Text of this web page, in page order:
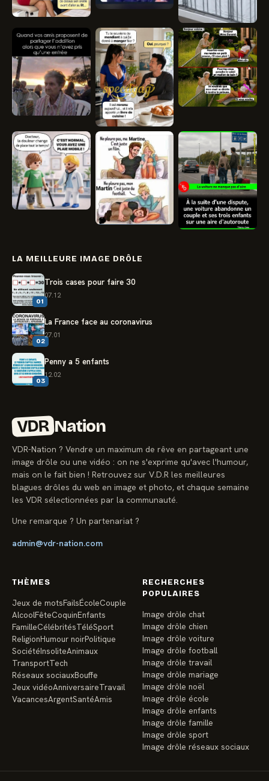
LA MEILLEURE IMAGE DRÔLE
01
Trois cases pour faire 30
07.12
02
La France face au coronavirus
27.01
03
Penny a 5 enfants
12.02
VDR Nation
VDR-Nation ? Vendre un maximum de rêve en partageant une
image drôle ou une vidéo : on ne s'exprime qu'avec l'humour,
mais on le fait bien ! Retrouvez sur V.D.R les meilleures
blagues drôles du web en image et photo, et chaque semaine
les VDR sélectionnées par la communauté.
Une remarque ? Un partenariat ?
admin@vdr-nation.com
THÈMES
Jeux de motsFailsÉcoleCouple
AlcoolFêteCoquinEnfants
FamilleCélébritésTéléSport
ReligionHumour noirPolitique
SociétéInsoliteAnimaux
TransportTech
Réseaux sociauxBouffe
Jeux vidéoAnniversaireTravail
VacancesArgentSantéAmis
RECHERCHES
POPULAIRES
Image drôle chat
Image drôle chien
Image drôle voiture
Image drôle football
Image drôle travail
Image drôle mariage
Image drôle noël
Image drôle école
Image drôle enfants
Image drôle famille
Image drôle sport
Image drôle réseaux sociaux